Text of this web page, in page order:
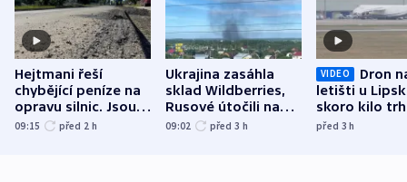
Hejtmani řeší
chybějící peníze na
opravu silnic. Jsou
nenárokové, namítá
09:15 před 2 h
Ukrajina zasáhla
sklad Wildberries,
Rusové útočili na
trh, hasiče či
09:02 před 3 h
VIDEO
Dron
letišti u
skoro kilo
indicie
před 3h